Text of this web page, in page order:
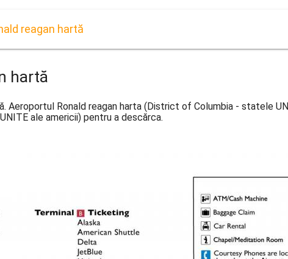
reagan hartă
hartă
Aeroportul Ronald reagan harta (District of Columbia - statele
ale americii) pentru a descărca.